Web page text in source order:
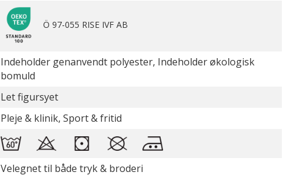
Ö 97-055 RISE IVF AB
Indeholder genanvendt polyester, Indeholder økologisk
bomuld
Let figursyet
Pleje & klinik, Sport & fritid
Velegnet til både tryk & broderi